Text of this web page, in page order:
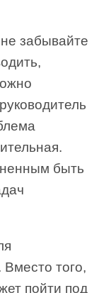
забывайте
быть
того,
пойти под